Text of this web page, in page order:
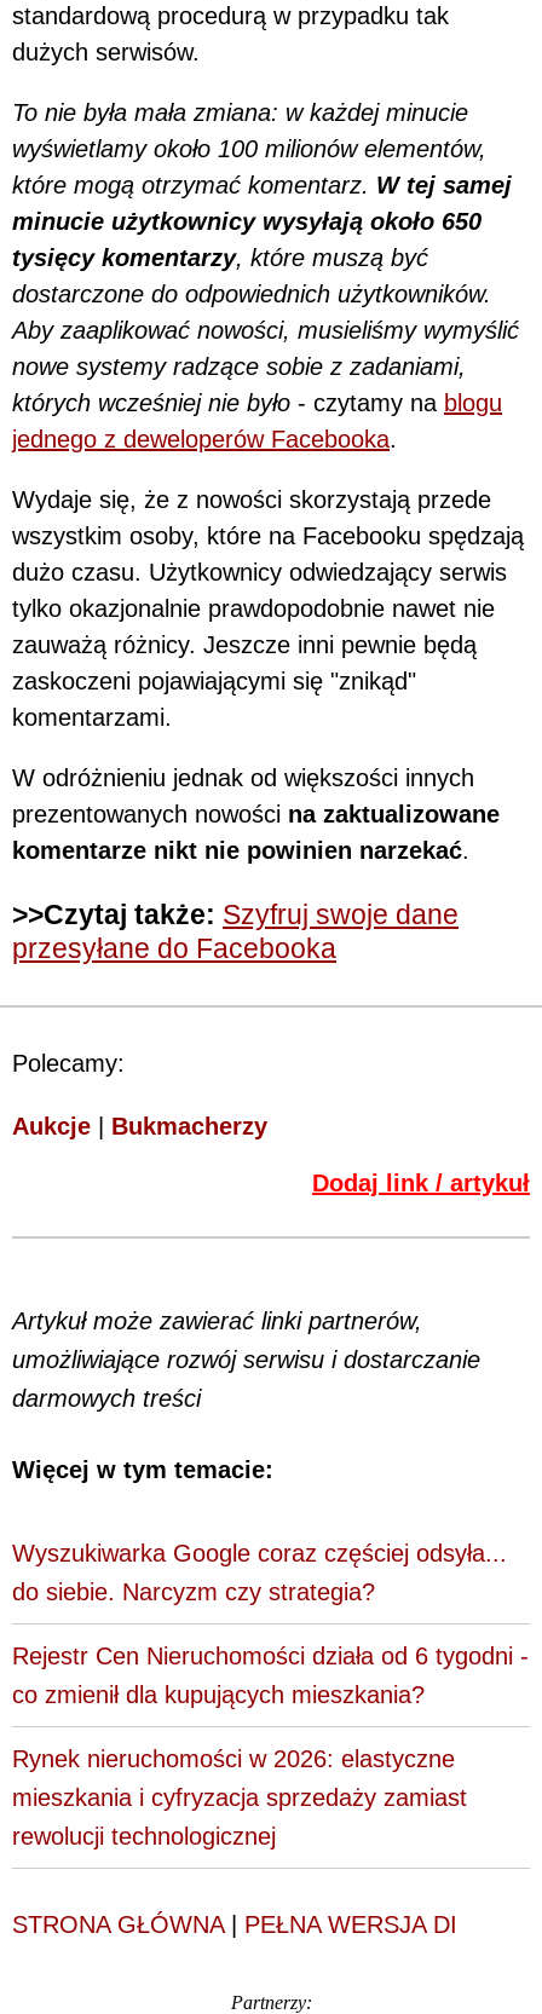
standardową procedurą w przypadku tak
dużych serwisów.
To nie była mała zmiana: w każdej minucie
wyświetlamy około 100 milionów elementów,
które mogą otrzymać komentarz. W tej samej
minucie użytkownicy wysyłają około 650
tysięcy komentarzy, które muszą być
dostarczone do odpowiednich użytkowników.
Aby zaaplikować nowości, musieliśmy wymyślić
nowe systemy radzące sobie z zadaniami,
których wcześniej nie było - czytamy na blogu
jednego z deweloperów Facebooka.
Wydaje się, że z nowości skorzystają przede
wszystkim osoby, które na Facebooku spędzają
dużo czasu. Użytkownicy odwiedzający serwis
tylko okazjonalnie prawdopodobnie nawet nie
zauważą różnicy. Jeszcze inni pewnie będą
zaskoczeni pojawiającymi się "znikąd"
komentarzami.
W odróżnieniu jednak od większości innych
prezentowanych nowości na zaktualizowane
komentarze nikt nie powinien narzekać.
>>Czytaj także: Szyfruj swoje dane
przesyłane do Facebooka
Polecamy:
Aukcje Bukmacherzy
Dodaj link / artykuł
Artykuł może zawierać linki partnerów,
umożliwiające rozwój serwisu i dostarczanie
darmowych treści
Więcej w tym temacie:
Wyszukiwarka Google coraz częściej odsyła...
do siebie. Narcyzm czy strategia?
Rejestr Cen Nieruchomości działa od 6 tygodni -
co zmienił dla kupujących mieszkania?
Rynek nieruchomości w 2026: elastyczne
mieszkania i cyfryzacja sprzedaży zamiast
rewolucji technologicznej
STRONA GŁÓWNA| PEŁNA WERSJA DI
Partnerzy: